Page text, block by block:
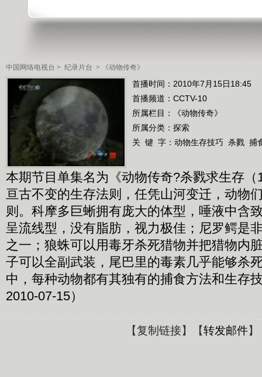
中国网络电视台 > 纪录片台 > 《动物传奇》
首播时间：2010年7月15日18:45
首播频道： CCTV-10
所属栏目：
《动物传奇》
所属分类：探索
关 键 字： 动物生存技巧 杀戮 捕
本期节目单集名为《动物传奇?杀戮求生存
亘古不变的生存法则，任凭山河变迁，动物
则。科摩多巨蜥拥有庞大的体型，唾液中含
呈流线型，没有脂肪，视力极佳；尼罗鳄是
之一；狼蛛可以用毒牙杀死猎物并把猎物内
子可以全副武装，尾巴里的毒素几乎能够杀
中，每种动物都有其独有的捕食方法和生存
2010-07-15）
【复制链接】【转发邮件】